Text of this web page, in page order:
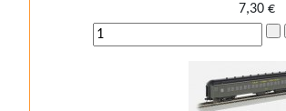
7,30 €